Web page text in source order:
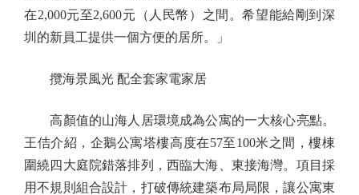
在2,000元至2,600元（人民幣）之間。希望能給剛到深
圳的新員工提供一個方便的居所。」
攬海景風光 配全套家電家居
高顏值的山海人居環境成為公寓的一大核心亮點。
王佶介紹，企鵝公寓塔樓高度在57至100米之間，樓棟
圍繞四大庭院錯落排列，西臨大海、東接海灣。項目採
用不規則組合設計，打破傳統建築布局局限，讓公寓東